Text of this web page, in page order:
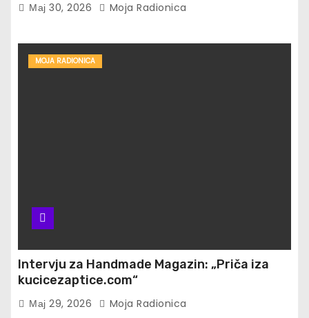
Мај 30, 2026 Moja Radionica
MOJA RADIONICA
Intervju za Handmade Magazin: „Priča iza
kucicezaptice.com“
Мај 29, 2026 Moja Radionica